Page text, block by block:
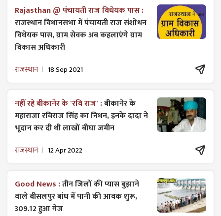
Rajasthan @ पंचायती राज विधेयक पास :
राजस्थान विधानसभा में पंचायती राज ​संशोधन
विधेयक पास, ग्राम सेवक अब कहलाएंगे ग्राम
विकास अधिकारी
राजस्थान 18 Sep 2021
नहीं रहे बीकानेर के 'रवि राज' :बीकानेर के
महाराजा रविराज सिंह का निधन, इनके दादा ने
भूदान कर दी थी लाखों बीघा जमीन
राजस्थान 12 Apr 2022
Good News :तीन जिलों की प्यास बुझाने
वाले बीसलपुर बांध में पानी की आवक शुरू,
309.12 हुआ गेज